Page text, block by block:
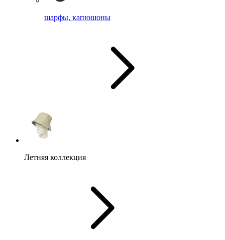
шарфы, капюшоны
Летняя коллекция